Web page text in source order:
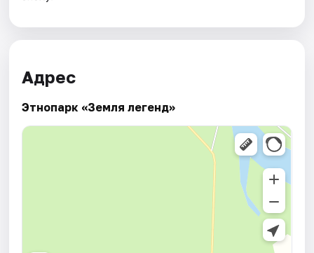
Адрес
Этнопарк «Земля легенд»